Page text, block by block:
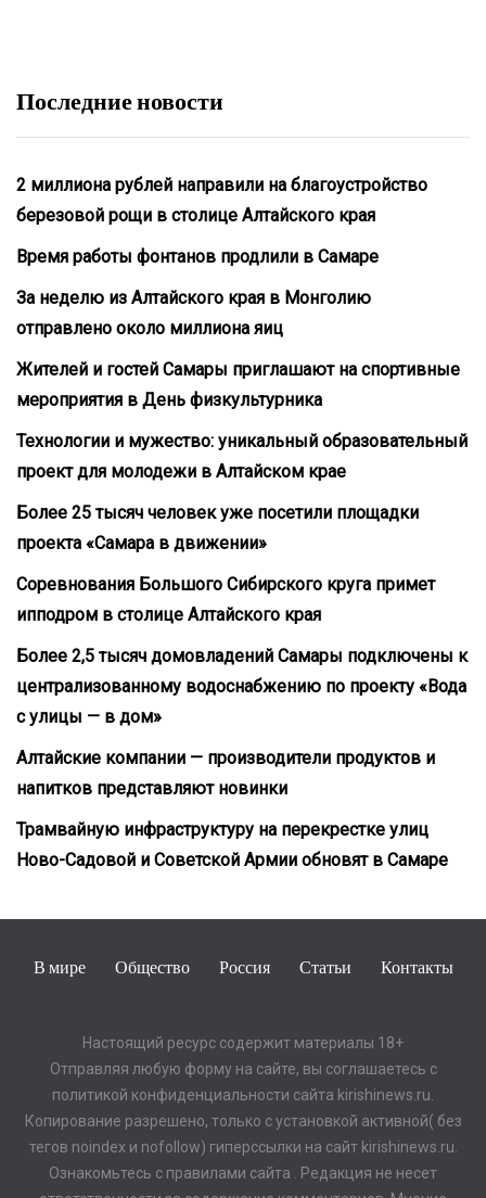
Последние новости
2 миллиона рублей направили на благоустройство
березовой рощи в столице Алтайского края
Время работы фонтанов продлили в Самаре
За неделю из Алтайского края в Монголию
отправлено около миллиона яиц
Жителей и гостей Самары приглашают на спортивные
мероприятия в День физкультурника
Технологии и мужество: уникальный образовательный
проект для молодежи в Алтайском крае
Более 25 тысяч человек уже посетили площадки
проекта «Самара в движении»
Соревнования Большого Сибирского круга примет
ипподром в столице Алтайского края
Более 2,5 тысяч домовладений Самары подключены к
централизованному водоснабжению по проекту «Вода
с улицы — в дом»
Алтайские компании — производители продуктов и
напитков представляют новинки
Трамвайную инфраструктуру на перекрестке улиц
Ново-Садовой и Советской Армии обновят в Самаре
В мире Общество Россия Статьи Контакты
Настоящий ресурс содержит материалы 18+
Отправляя любую форму на сайте, вы соглашаетесь с
политикой конфиденциальности сайта kirishinews.ru.
Копирование разрешено, только с установкой активной( без
тегов noindex и nofollow) гиперссылки на сайт kirishinews.ru.
Ознакомьтесь с правилами сайта . Редакция не несет